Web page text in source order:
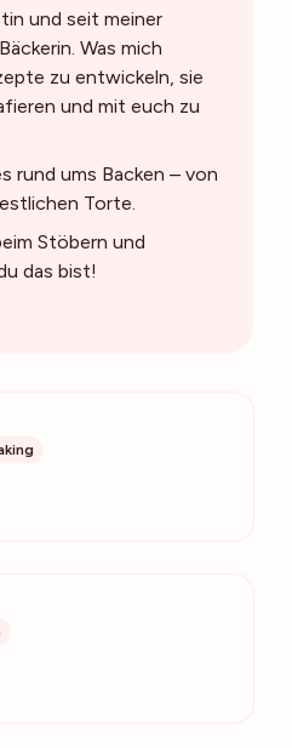
und seit meiner
Was mich
zu entwickeln, sie
und mit euch zu
rund ums Backen – von
Torte.
Stöbern und
das bist!